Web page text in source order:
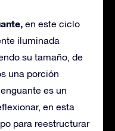
en este ciclo
iluminada
su tamaño, de
una porción
es un
en esta
para reestructurar